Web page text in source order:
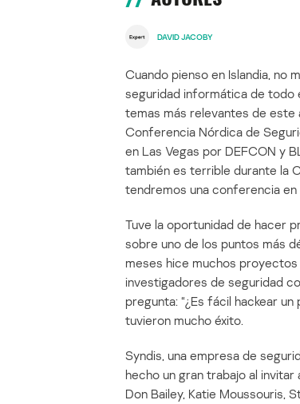
DAVID JACOBY
Cuando pienso en Islandia, no
seguridad informática de todo
temas más relevantes de este
Conferencia Nórdica de
en Las Vegas por DEFCON y
también es terrible durante la
tendremos una conferencia en
Tuve la oportunidad de hacer
sobre uno de los puntos más
meses hice muchos
investigadores de seguridad
pregunta: “¿Es fácil hackear
tuvieron mucho éxito.
Syndis, una empresa de
hecho un gran trabajo al
Don Bailey, Katie Moussouris,